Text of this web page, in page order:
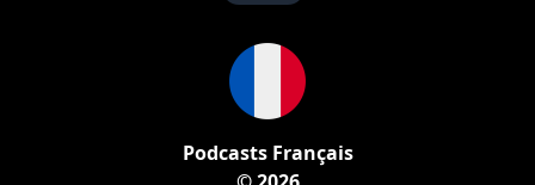
Podcasts Français